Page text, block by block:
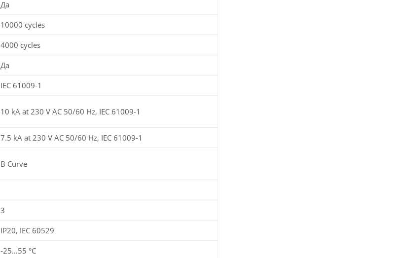
Да
10000 cycles
4000 cycles
Да
IEC 61009-1
10 kA at 230 V AC 50/60 Hz, IEC 61009-1
7.5 kA at 230 V AC 50/60 Hz, IEC 61009-1
B Curve
3
IP20, IEC 60529
-25…55 °C